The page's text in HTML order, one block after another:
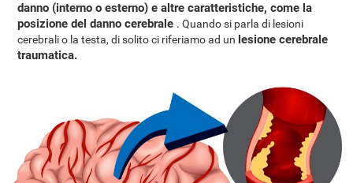
danno (interno o esterno) e altre caratteristiche, come la
posizione del danno cerebrale . Quando si parla di lesioni
cerebrali o la testa, di solito ci riferiamo ad un lesione cerebrale
traumatica.